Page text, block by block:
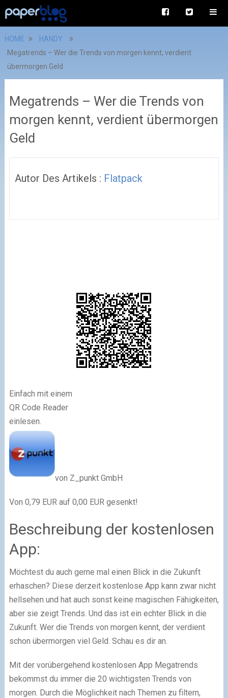
HOME
HANDY
Megatrends – Wer die Trends von morgen kennt, verdient
übermorgen Geld
Megatrends – Wer die Trends von
morgen kennt, verdient übermorgen
Geld
Autor Des Artikels : Flatpack
Einfach mit einem
QR Code Reader
einlesen.
von Z_punkt GmbH
Von 0,79 EUR auf 0,00 EUR gesenkt!
Beschreibung der kostenlosen
App:
Möchtest du auch gerne mal einen Blick in die Zukunft
erhaschen? Diese derzeit kostenlose App kann zwar nicht
hellsehen und hat auch sonst keine magischen Fähigkeiten,
aber sie zeigt Trends. Und das ist ein echter Blick in die
Zukunft. Wer die Trends von morgen kennt, der verdient
schon übermorgen viel Geld. Schau es dir an.
Mit der vorübergehend kostenlosen App Megatrends
bekommst du immer die 20 wichtigsten Trends von
morgen. Durch die Möglichkeit nach Themen zu filtern,